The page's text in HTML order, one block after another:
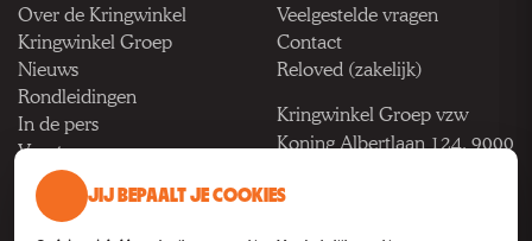
Over de Kringwinkel
Kringwinkel Groep
Nieuws
Rondleidingen
In de pers
Vacatures
Veelgestelde vragen
Contact
Reloved (zakelijk)
Kringwinkel Groep vzw
Koning Albertlaan 124, 9000
BTW BE 1033.922.208
JIJ BEPAALT JE COOKIES